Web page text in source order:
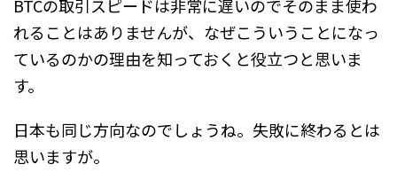
BTCの取引スピードは非常に遅いのでそのまま使わ
れることはありませんが、なぜこういうことになっ
ているのかの理由を知っておくと役立つと思いま
す。
日本も同じ方向なのでしょうね。失敗に終わるとは
思いますが。